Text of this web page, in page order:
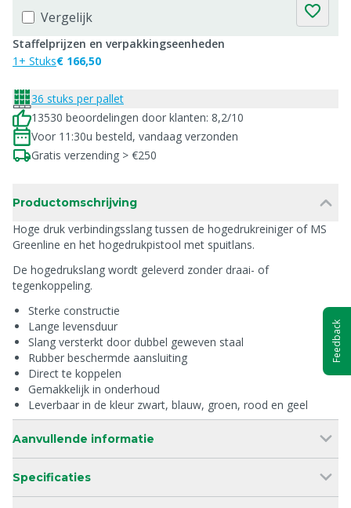
Vergelijk
Staffelprijzen en verpakkingseenheden
1+ Stuks€ 166,50
36 stuks per pallet
13530 beoordelingen door klanten: 8,2/10
Voor 11:30u besteld, vandaag verzonden
Gratis verzending > €250
Productomschrijving
Hoge druk verbindingsslang tussen de hogedrukreiniger of MS
Greenline en het hogedrukpistool met spuitlans.
De hogedrukslang wordt geleverd zonder draai- of
tegenkoppeling.
Sterke constructie
Lange levensduur
Slang versterkt door dubbel geweven staal
Rubber beschermde aansluiting
Direct te koppelen
Gemakkelijk in onderhoud
Leverbaar in de kleur zwart, blauw, groen, rood en geel
Aanvullende informatie
Specificaties
Feedback